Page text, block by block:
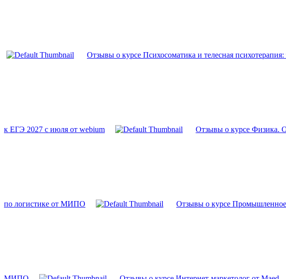
Отзывы о курсе Психосоматика и телесная
к ЕГЭ 2027 с июля от webium Отзывы о курсе Физика.
по логистике от МИПО Отзывы о курсе